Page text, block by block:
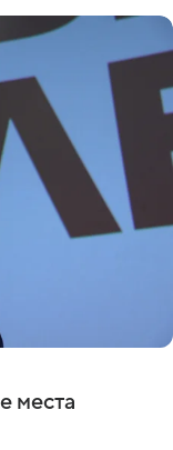
места